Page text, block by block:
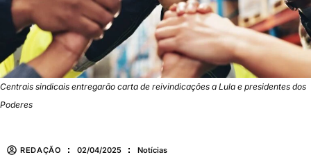
Centrais sindicais entregarão carta de reivindicações a Lula e presidentes dos
Poderes
REDAÇÃO 02/04/2025 Notícias